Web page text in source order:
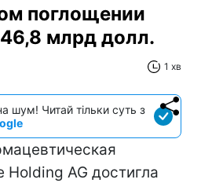
поглощении
млрд долл.
1 хв
шум! Читай тільки суть з
Holding AG достигла